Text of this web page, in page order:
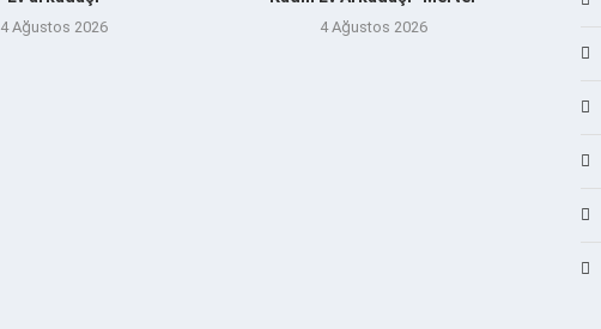
4 Ağustos 2026 4 Ağustos 2026